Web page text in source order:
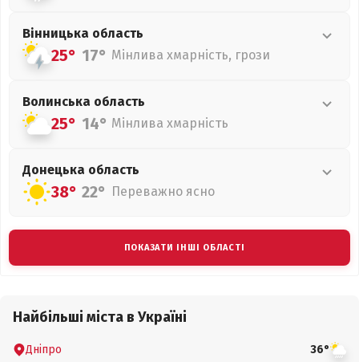
Вінницька область
25° 17° Мінлива хмарність, грози
Волинська область
25° 14° Мінлива хмарність
Донецька область
38° 22° Переважно ясно
ПОКАЗАТИ ІНШІ ОБЛАСТІ
Найбільші міста в Україні
Дніпро 36°